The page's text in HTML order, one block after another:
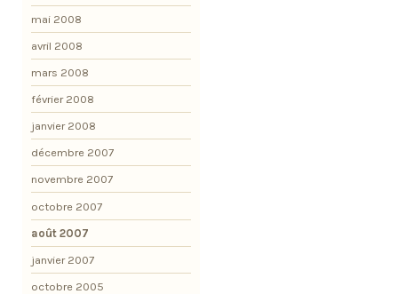
mai 2008
avril 2008
mars 2008
février 2008
janvier 2008
décembre 2007
novembre 2007
octobre 2007
août 2007
janvier 2007
octobre 2005